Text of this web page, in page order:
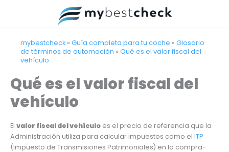
mybestcheck » Guía completa para tu coche » Glosario
de términos de automoción » Qué es el valor fiscal del
vehículo
Qué es el valor fiscal del
vehículo
El valor fiscal del vehículo es el precio de referencia que la
Administración utiliza para calcular impuestos como el ITP
(Impuesto de Transmisiones Patrimoniales) en la compra-